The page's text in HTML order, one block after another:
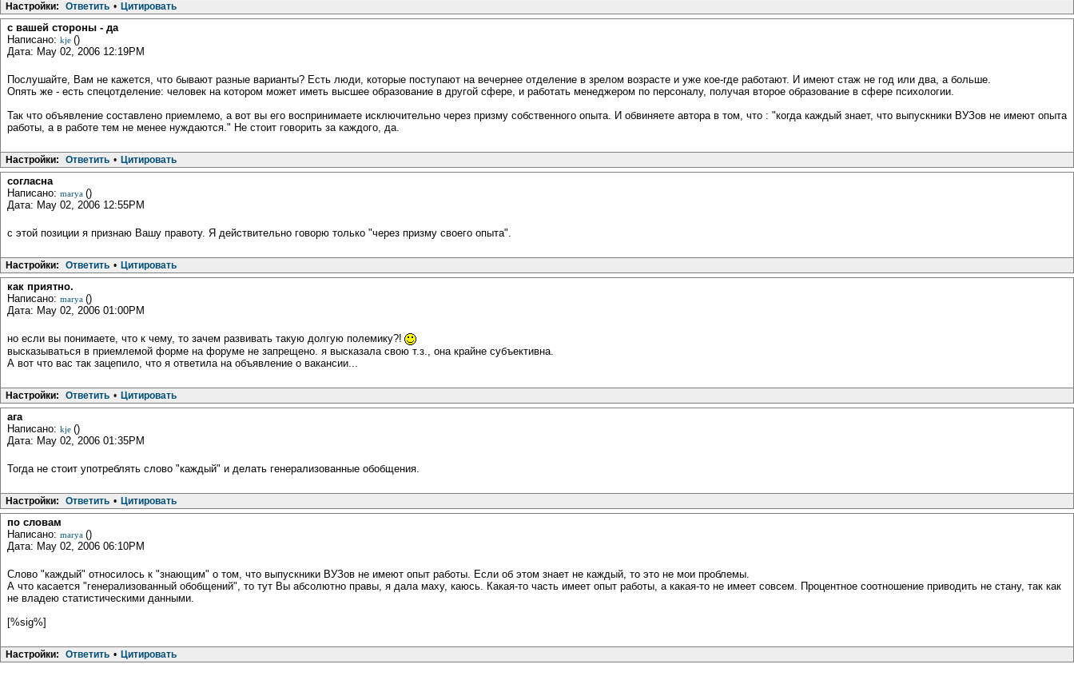
Настройки: Ответить • Цитировать
с вашей стороны - да
Написано: kje ()
Дата: May 02, 2006 12:19PM
Послушайте, Вам не кажется, что бывают разные варианты? Есть люди, которые поступают на вечернее отделение в зрелом возрасте и уже кое-где работают. И имеют стаж не год или два, а больше.
Опять же - есть спецотделение: человек на котором может иметь высшее образование в другой сфере, и работать менеджером по персоналу, получая второе образование в сфере психологии.
Так что объявление составлено приемлемо, а вот вы его воспринимаете исключительно через призму собственного опыта. И обвиняете автора в том, что : "когда каждый знает, что выпускники ВУЗов не имеют опыта
работы, а в работе тем не менее нуждаются." Не стоит говорить за каждого, да.
Настройки: Ответить • Цитировать
согласна
Написано: marya ()
Дата: May 02, 2006 12:55PM
с этой позиции я признаю Вашу правоту. Я действительно говорю только "через призму своего опыта".
Настройки: Ответить • Цитировать
как приятно.
Написано: marya ()
Дата: May 02, 2006 01:00PM
но если вы понимаете, что к чему, то зачем развивать такую долгую полемику?!
высказываться в приемлемой форме на форуме не запрещено. я высказала свою т.з., она крайне субъективна.
А вот что вас так зацепило, что я ответила на объявление о вакансии...
Настройки: Ответить • Цитировать
ага
Написано: kje ()
Дата: May 02, 2006 01:35PM
Тогда не стоит употреблять слово "каждый" и делать генерализованные обобщения.
Настройки: Ответить • Цитировать
по словам
Написано: marya ()
Дата: May 02, 2006 06:10PM
Слово "каждый" относилось к "знающим" о том, что выпускники ВУЗов не имеют опыт работы. Если об этом знает не каждый, то это не мои проблемы.
А что касается "генерализованный обобщений", то тут Вы абсолютно правы, я дала маху, каюсь. Какая-то часть имеет опыт работы, а какая-то не имеет совсем. Процентное соотношение приводить не стану, так как
не владею статистическими данными.
[%sig%]
Настройки: Ответить • Цитировать